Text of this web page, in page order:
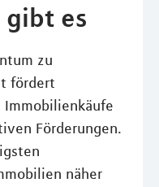
es
zu
fördert
Immobilienkäufe
Förderungen.
näher